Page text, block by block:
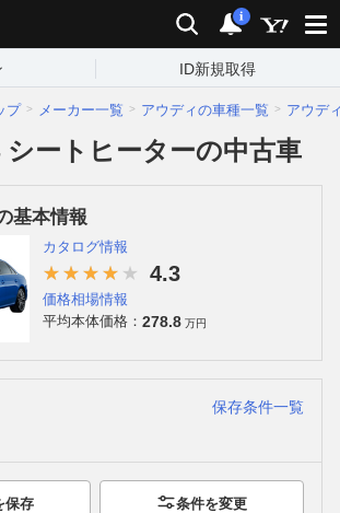
検索 通知
i
ID新規取得
プ メーカー一覧 アウディの車種一覧 アウデ
ートヒーターの中古車
基本情報
カタログ情報
4.3
価格相場情報
平均本体価格： 278.8 万円
保存条件一覧
保存 条件を変更